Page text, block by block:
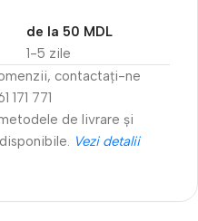
1-5 zile
de la 50 MDL
contactați-ne
171 771
de livrare și
Vezi detalii